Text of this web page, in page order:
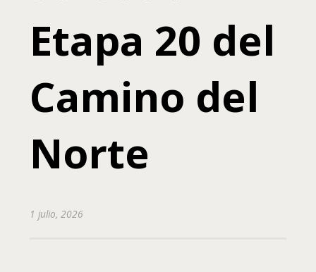
Etapa 20 del
Camino del
Norte
1 julio, 2026